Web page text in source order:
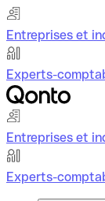
Entreprises et
Experts-
Entreprises et
Experts-